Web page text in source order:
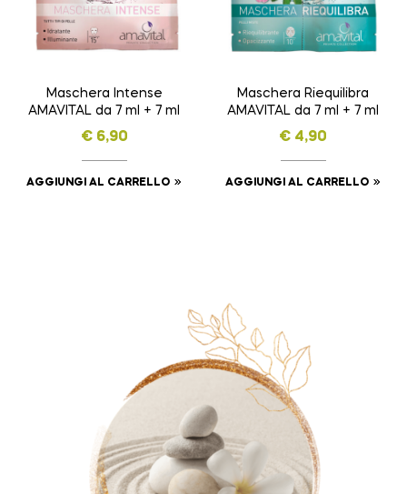
Maschera Intense
AMAVITAL da 7 ml + 7 ml
€6,90
AGGIUNGI AL CARRELLO
Maschera Riequilibra
AMAVITAL da 7 ml + 7 ml
€ 4,90
AGGIUNGI AL CARRELLO